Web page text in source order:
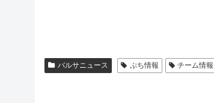
バルサニュース ぷち情報 チーム情報